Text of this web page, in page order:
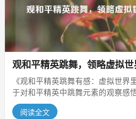
观和平精英跳舞，领略虚拟
《观和平精英跳舞有感：虚拟世界
于对和平精英中跳舞元素的观察感
出发，描述在虚拟的和平精英世界里
阅读全文